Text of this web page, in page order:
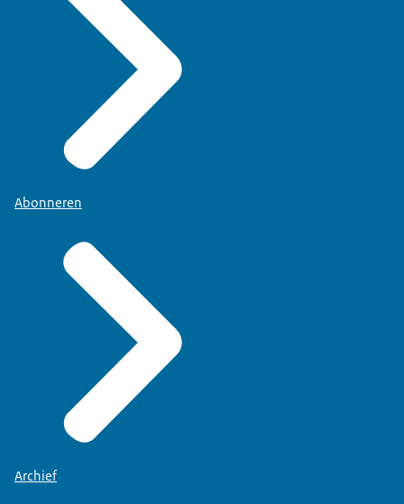
Abonneren
Archief